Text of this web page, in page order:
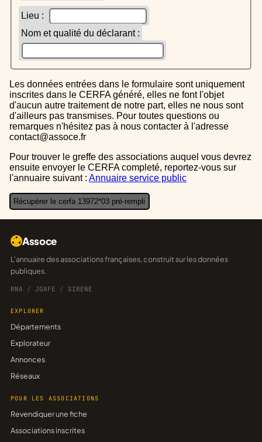
Lieu :
Nom et qualité du déclarant :
Les données entrées dans le formulaire sont uniquement
inscrites dans le CERFA généré, elles ne font l'objet
d'aucun autre traitement de notre part, elles ne nous sont
d'ailleurs pas transmises. Pour toutes questions ou
remarques n'hésitez pas à nous contacter à l'adresse
contact@assoce.fr
Pour trouver le greffe des associations auquel vous devrez
ensuite envoyer le CERFA completé, reportez-vous sur
l'annuaire suivant : Annuaire service public
Récupérer le cerfa 13972*03 pré-rempli
Assoce
L'annuaire des associations françaises, construit sur les données
publiques.
RNA / JOAFE / SIRENE
EXPLORER
Départements
Explorateur
Annonces
Réseaux
POUR LES ASSOCIATIONS
Revendiquer une fiche
Associations inscrites